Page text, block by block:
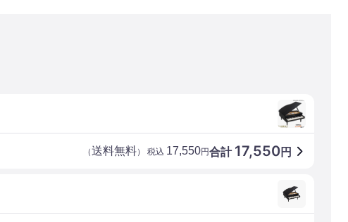
合計 17,550円
（送料無料） 税込 17,550円